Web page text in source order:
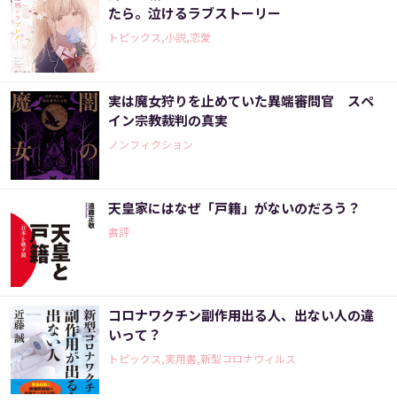
たら。泣けるラブストーリー
トピックス,小説,恋愛
実は魔女狩りを止めていた異端審問官 スペ
イン宗教裁判の真実
ノンフィクション
天皇家にはなぜ「戸籍」がないのだろう？
書評
コロナワクチン副作用出る人、出ない人の違
いって？
トピックス,実用書,新型コロナウィルス